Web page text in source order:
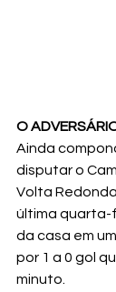
O
Ainda
disputar o
Volta
última quarta-
da casa em
por 1 a 0 gol
minuto.